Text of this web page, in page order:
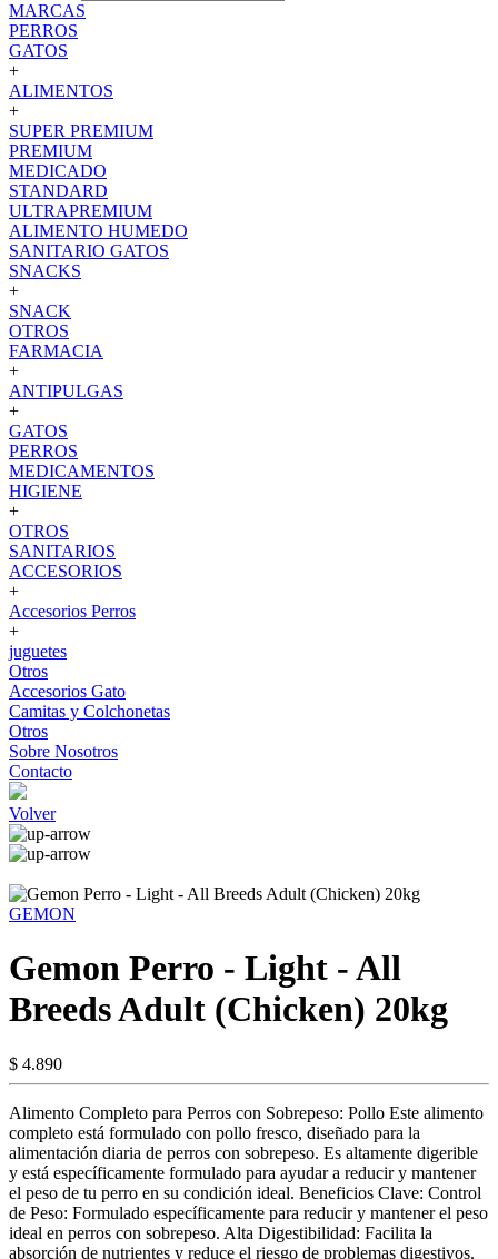
MARCAS
PERROS
GATOS
+
ALIMENTOS
+
SUPER PREMIUM
PREMIUM
MEDICADO
STANDARD
ULTRAPREMIUM
ALIMENTO HUMEDO
SANITARIO GATOS
SNACKS
+
SNACK
OTROS
FARMACIA
+
ANTIPULGAS
+
GATOS
PERROS
MEDICAMENTOS
HIGIENE
+
OTROS
SANITARIOS
ACCESORIOS
+
Accesorios Perros
+
juguetes
Otros
Accesorios Gato
Camitas y Colchonetas
Otros
Sobre Nosotros
Contacto
Volver
GEMON
Gemon Perro - Light - All
Breeds Adult (Chicken) 20kg
$ 4.890
Alimento Completo para Perros con Sobrepeso: Pollo Este alimento
completo está formulado con pollo fresco, diseñado para la
alimentación diaria de perros con sobrepeso. Es altamente digerible
y está específicamente formulado para ayudar a reducir y mantener
el peso de tu perro en su condición ideal. Beneficios Clave: Control
de Peso: Formulado específicamente para reducir y mantener el peso
ideal en perros con sobrepeso. Alta Digestibilidad: Facilita la
absorción de nutrientes y reduce el riesgo de problemas digestivos.